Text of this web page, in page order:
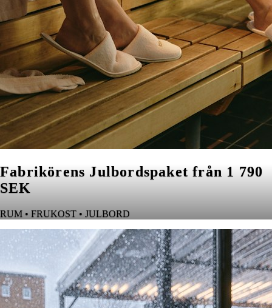
Fabrikörens Julbordspaket från 1 790
SEK
RUM • FRUKOST • JULBORD